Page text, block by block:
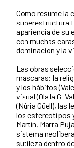
Como resume la
superestructura
apariencia de su
con muchas
dominación y la
Las obras
máscaras: la
y los hábitos
visual (Olalla G.
(Núria Güell), las
los estereotipos
Martín, Marta
sistema
sutileza dentro